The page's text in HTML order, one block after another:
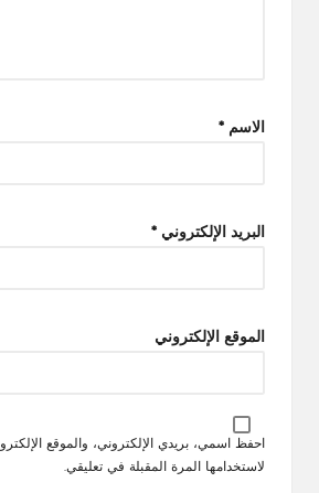
الاسم *
البريد الإلكتروني *
الموقع الإلكتروني
احفظ اسمي، بريدي الإلكتروني، والموقع
لاستخدامها المرة المقبلة في تعليقي.